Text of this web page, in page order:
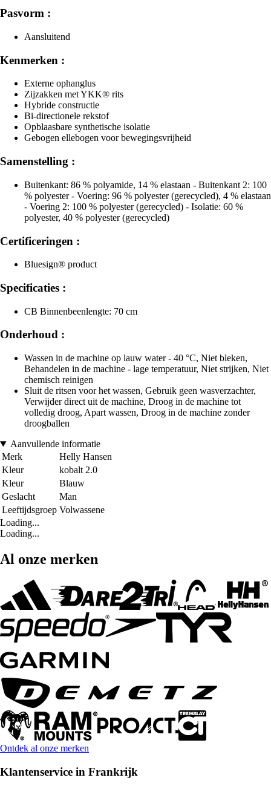
Pasvorm :
Aansluitend
Kenmerken :
Externe ophanglus
Zijzakken met YKK® rits
Hybride constructie
Bi-directionele rekstof
Opblaasbare synthetische isolatie
Gebogen ellebogen voor bewegingsvrijheid
Samenstelling :
Buitenkant: 86 % polyamide, 14 % elastaan - Buitenkant 2: 100
% polyester - Voering: 96 % polyester (gerecycled), 4 % elastaan
- Voering 2: 100 % polyester (gerecycled) - Isolatie: 60 %
polyester, 40 % polyester (gerecycled)
Certificeringen :
Bluesign® product
Specificaties :
CB Binnenbeenlengte: 70 cm
Onderhoud :
Wassen in de machine op lauw water - 40 °C, Niet bleken,
Behandelen in de machine - lage temperatuur, Niet strijken, Niet
chemisch reinigen
Sluit de ritsen voor het wassen, Gebruik geen wasverzachter,
Verwijder direct uit de machine, Droog in de machine tot
volledig droog, Apart wassen, Droog in de machine zonder
droogballen
Aanvullende informatie
Merk
Helly Hansen
Kleur
kobalt 2.0
Kleur
Blauw
Geslacht
Man
Leeftijdsgroep Volwassene
Loading...
Loading...
Al onze merken
Ontdek al onze merken
Klantenservice in Frankrijk